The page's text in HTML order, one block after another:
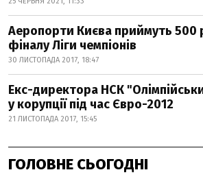
Аеропорти Києва приймуть 500
фіналу Ліги чемпіонів
30 ЛИСТОПАДА 2017, 18:47
Екс-директора НСК
у корупції під час Євро-2012
21 ЛИСТОПАДА 2017, 15:45
ГОЛОВНЕ СЬОГОДНІ